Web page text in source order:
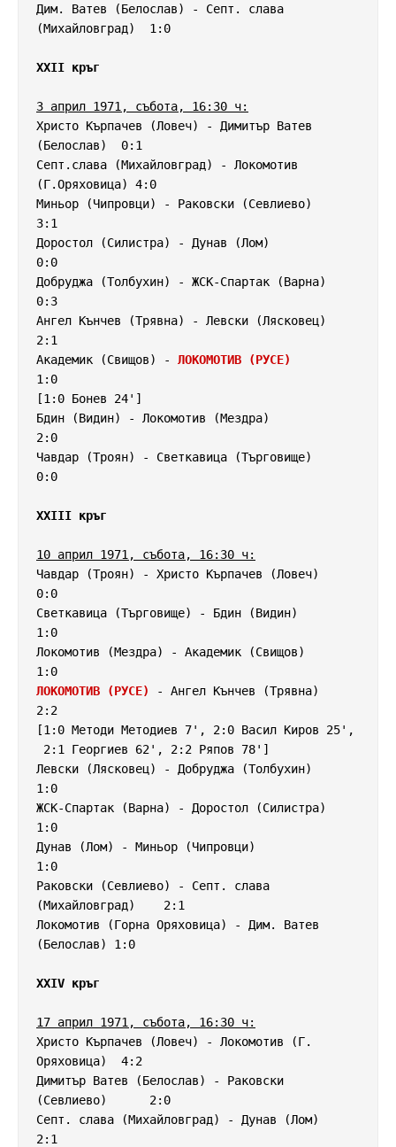
Дим. Ватев (Белослав) - Септ. слава
(Михайловград)  1:0
XXII кръг
3 април 1971, събота, 16:30 ч:
Христо Кърпачев (Ловеч) - Димитър Ватев
(Белослав)  0:1
Септ.слава (Михайловград) - Локомотив
(Г.Оряховица) 4:0
Миньор (Чипровци) - Раковски (Севлиево)
3:1
Доростол (Силистра) - Дунав (Лом)
0:0
Добруджа (Толбухин) - ЖСК-Спартак (Варна)
0:3
Ангел Кънчев (Трявна) - Левски (Лясковец)
2:1
Академик (Свищов) - ЛОКОМОТИВ (РУСЕ)
1:0
[1:0 Бонев 24']
Бдин (Видин) - Локомотив (Мездра)
2:0
Чавдар (Троян) - Светкавица (Търговище)
0:0
XXIII кръг
10 април 1971, събота, 16:30 ч:
Чавдар (Троян) - Христо Кърпачев (Ловеч)
0:0
Светкавица (Търговище) - Бдин (Видин)
1:0
Локомотив (Мездра) - Академик (Свищов)
ЛОКОМОТИВ (РУСЕ)
- Ангел Кънчев (Трявна)
2:2
[1:0 Методи Методиев 7', 2:0 Васил Киров 25',
Левски (Лясковец) - Добруджа (Толбухин)
1:0
ЖСК-Спартак (Варна) - Доростол (Силистра)
1:0
Дунав (Лом) - Миньор (Чипровци)
1:0
Раковски (Севлиево) - Септ. слава
(Михайловград)    2:1
Локомотив (Горна Оряховица) - Дим. Ватев
(Белослав) 1:0
XXIV кръг
17 април 1971, събота, 16:30 ч:
Христо Кърпачев (Ловеч) - Локомотив (Г.
Оряховица)  4:2
Димитър Ватев (Белослав) - Раковски
(Севлиево)      2:0
Септ. слава (Михайловград) - Дунав (Лом)
2:1